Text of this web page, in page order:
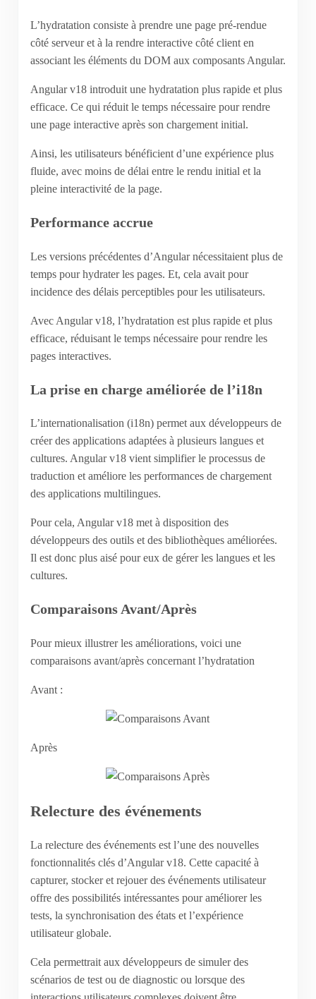
L’hydratation consiste à prendre une page pré-rendue
côté serveur et à la rendre interactive côté client en
associant les éléments du DOM aux composants Angular.
Angular v18 introduit une hydratation plus rapide et plus
efficace. Ce qui réduit le temps nécessaire pour rendre
une page interactive après son chargement initial.
Ainsi, les utilisateurs bénéficient d’une expérience plus
fluide, avec moins de délai entre le rendu initial et la
pleine interactivité de la page.
Performance accrue
Les versions précédentes d’Angular nécessitaient plus de
temps pour hydrater les pages. Et, cela avait pour
incidence des délais perceptibles pour les utilisateurs.
Avec Angular v18, l’hydratation est plus rapide et plus
efficace, réduisant le temps nécessaire pour rendre les
pages interactives.
La prise en charge améliorée de l’i18n
L’internationalisation (i18n) permet aux développeurs de
créer des applications adaptées à plusieurs langues et
cultures. Angular v18 vient simplifier le processus de
traduction et améliore les performances de chargement
des applications multilingues.
Pour cela, Angular v18 met à disposition des
développeurs des outils et des bibliothèques améliorées.
Il est donc plus aisé pour eux de gérer les langues et les
cultures.
Comparaisons Avant/Après
Pour mieux illustrer les améliorations, voici une
comparaisons avant/après concernant l’hydratation
Avant :
Après
Relecture des événements
La relecture des événements est l’une des nouvelles
fonctionnalités clés d’Angular v18. Cette capacité à
capturer, stocker et rejouer des événements utilisateur
offre des possibilités intéressantes pour améliorer les
tests, la synchronisation des états et l’expérience
utilisateur globale.
Cela permettrait aux développeurs de simuler des
scénarios de test ou de diagnostic ou lorsque des